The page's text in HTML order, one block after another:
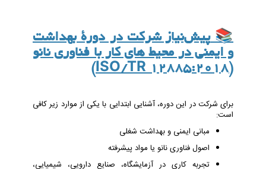
📚پیش‌نیاز شرکت در دورۀ بهداشت
و ایمنی در محیط های کار با فناوری نانو
(ISO/TR 12885:2018)
برای شرکت در این دوره، آشنایی ابتدایی با یکی از موارد زیر کافی
است:
مبانی ایمنی و بهداشت شغلی
اصول فناوری نانو یا مواد پیشرفته
تجربه کاری در آزمایشگاه، صنایع دارویی، شیمیایی،